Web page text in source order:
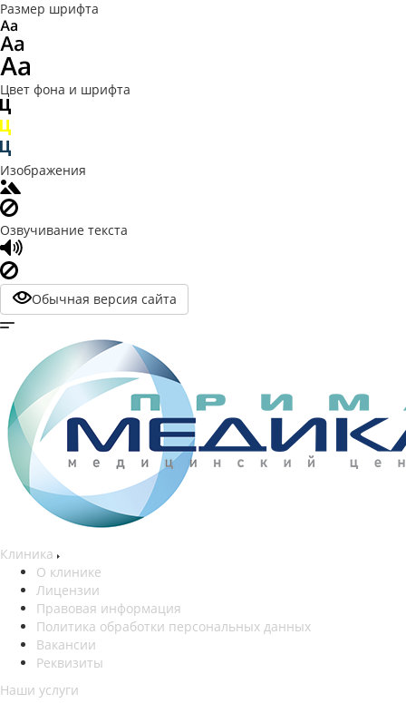
Размер шрифта
Цвет фона и шрифта
Изображения
Озвучивание текста
Обычная версия сайта
Клиника
О клинике
Лицензии
Правовая информация
Политика обработки персональных данных
Вакансии
Реквизиты
Наши услуги